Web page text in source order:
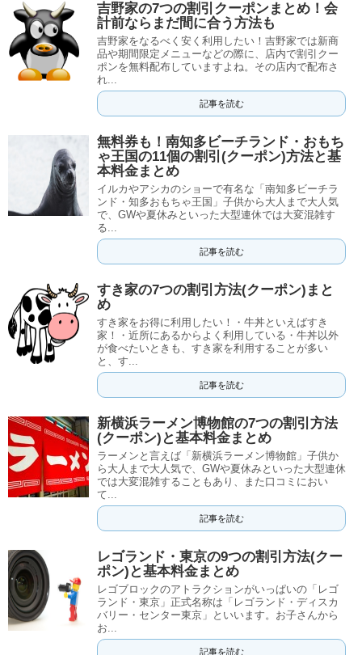
吉野家の7つの割引クーポンまとめ！会
計前ならまだ間に合う方法も
吉野家をなるべく安く利用したい！吉野家では新商
品や期間限定メニューなどの際に、店内で割引クー
ポンを無料配布していますよね。その店内で配布さ
れ...
記事を読む
無料券も！南知多ビーチランド・おもち
ゃ王国の11個の割引(クーポン)方法と基
本料金まとめ
イルカやアシカのショーで有名な「南知多ビーチラ
ンド・知多おもちゃ王国」子供から大人まで大人気
で、GWや夏休みといった大型連休では大変混雑す
る...
記事を読む
すき家の7つの割引方法(クーポン)まと
め
すき家をお得に利用したい！・牛丼といえばすき
家！・近所にあるからよく利用している・牛丼以外
が食べたいときも、すき家を利用することが多い
と、す...
記事を読む
新横浜ラーメン博物館の7つの割引方法
(クーポン)と基本料金まとめ
ラーメンと言えば「新横浜ラーメン博物館」子供か
ら大人まで大人気で、GWや夏休みといった大型連休
では大変混雑することもあり、また口コミにおい
て...
記事を読む
レゴランド・東京の9つの割引方法(クー
ポン)と基本料金まとめ
レゴブロックのアトラクションがいっぱいの「レゴ
ランド・東京」正式名称は「レゴランド・ディスカ
バリー・センター東京」といいます。お子さんから
お...
記事を読む